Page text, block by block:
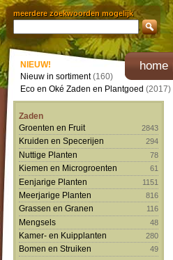
meerdere zoekwoorden mogelijk
home
NIEUW!
Nieuw in sortiment(160)
Eco en Oké Zaden en Plantgoed (2017)
Zaden
Groenten en Fruit
2843
Kruiden en Specerijen 294
Nuttige Planten 78
Kiemen en Microgroenten 61
Eenjarige Planten 1151
Meerjarige Planten 816
Grassen en Granen 116
Mengsels 48
Kamer- en Kuipplanten 280
Bomen en Struiken 49